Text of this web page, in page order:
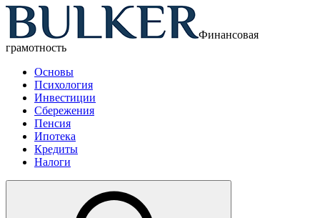
Финансовая
грамотность
Основы
Психология
Инвестиции
Сбережения
Пенсия
Ипотека
Кредиты
Налоги